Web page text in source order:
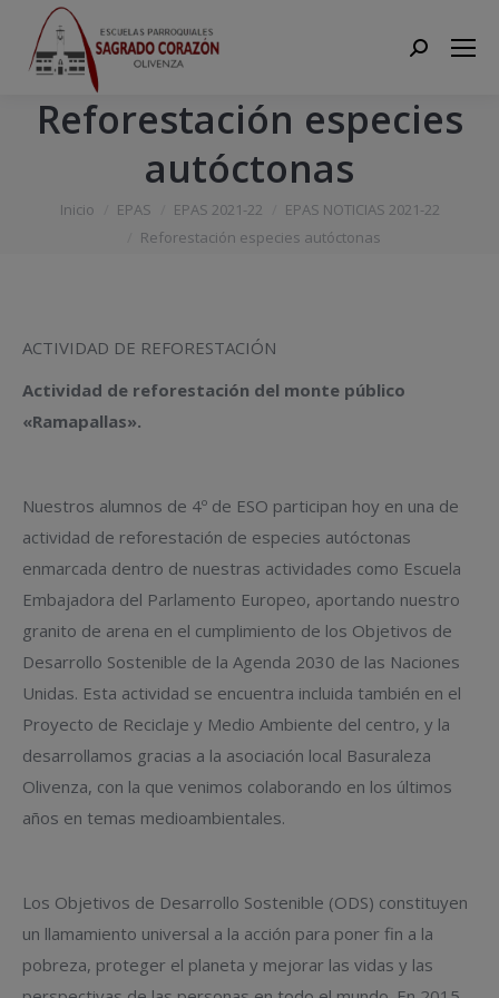
Search:
Reforestación especies
autóctonas
Estás aquí:
Inicio EPAS EPAS 2021-22
EPAS NOTICIAS 2021-22
Reforestación especies autóctonas
ACTIVIDAD DE REFORESTACIÓN
Actividad de reforestación del monte público
«Ramapallas».
Nuestros alumnos de 4º de ESO participan hoy en una de
actividad de reforestación de especies autóctonas
enmarcada dentro de nuestras actividades como Escuela
Embajadora del Parlamento Europeo, aportando nuestro
granito de arena en el cumplimiento de los Objetivos de
Desarrollo Sostenible de la Agenda 2030 de las Naciones
Unidas. Esta actividad se encuentra incluida también en el
Proyecto de Reciclaje y Medio Ambiente del centro, y la
desarrollamos gracias a la asociación local Basuraleza
Olivenza, con la que venimos colaborando en los últimos
años en temas medioambientales.
Los Objetivos de Desarrollo Sostenible (ODS) constituyen
un llamamiento universal a la acción para poner fin a la
pobreza, proteger el planeta y mejorar las vidas y las